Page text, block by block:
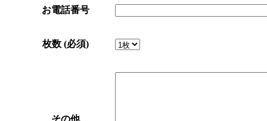
お電話番号
枚数 (必須)
その他